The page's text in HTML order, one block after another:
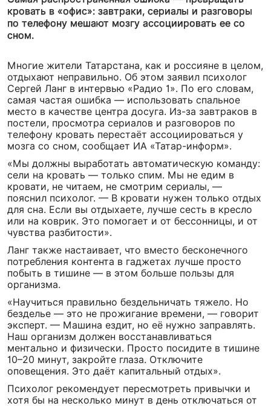
кровать в «офис»: завтраки, сериалы и разговоры
по телефону мешают мозгу ассоциировать ее со
сном.
Многие жители Татарстана, как и россияне в целом,
отдыхают неправильно. Об этом заявил психолог
Сергей Ланг в интервью «Радио 1». По его словам,
самая частая ошибка — использовать спальное
место в качестве центра досуга. Из-за завтраков в
постели, просмотра сериалов и разговоров по
телефону кровать перестаёт ассоциироваться у
мозга со сном, сообщает ИА «Татар-информ».
«Мы должны выработать автоматическую команду:
сели на кровать — только спим. Мы не едим в
кровати, не читаем, не смотрим сериалы, —
пояснил психолог. — В кровати нужен только отдых
для сна. Если вы отдыхаете, лучше сесть в кресло
или на коврик. Это помогает и от бессонницы, и от
чувства разбитости».
Ланг также настаивает, что вместо бесконечного
потребления контента в гаджетах лучше просто
побыть в тишине — в этом больше пользы для
организма.
«Научиться правильно бездельничать тяжело. Но
безделье — это не прожигание времени, — говорит
эксперт. — Машина ездит, но её нужно заправлять.
Наш организм должен восстанавливаться
ментально и физически. Просто посидите в тишине
10–20 минут, закройте глаза. Отключите
оповещения. Это даёт капитальный отдых».
Психолог рекомендует пересмотреть привычки и
хотя бы на несколько минут в день отключаться от